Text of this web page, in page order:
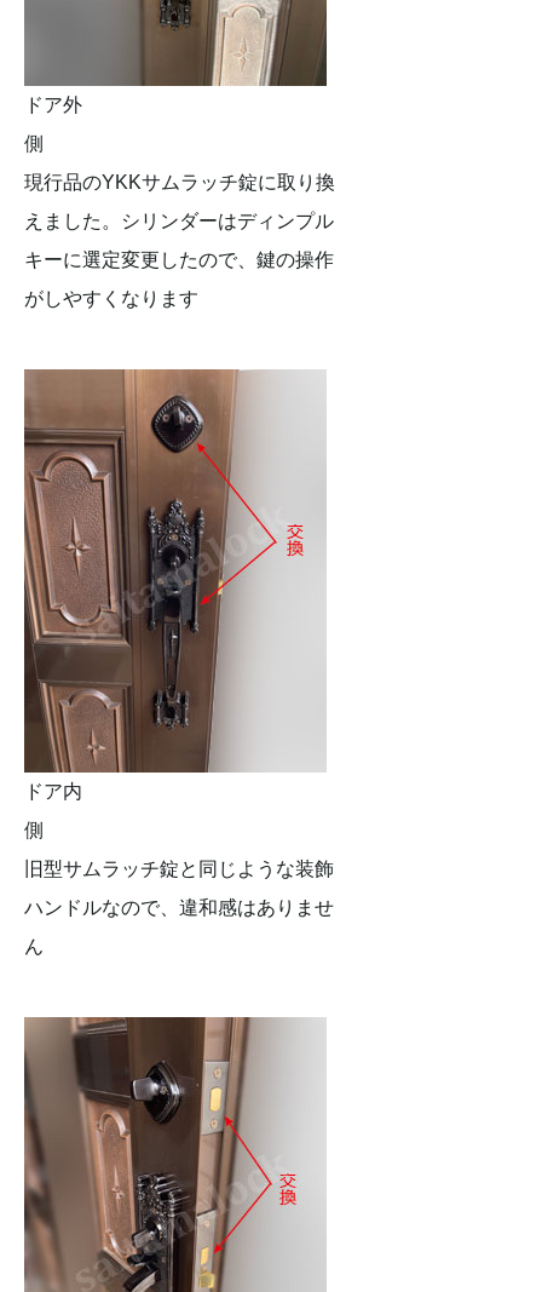
ドア外
現行品のYKKサムラッチ錠に取り換
えました。シリンダーはディンプル
キーに選定変更したので、鍵の操作
がしやすくなります
ドア内
側
旧型サムラッチ錠と同じような装飾
ハンドルなので、違和感はありませ
ん